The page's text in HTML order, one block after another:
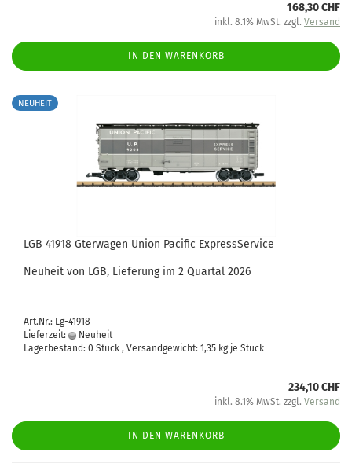
168,30 CHF
inkl. 8.1% MwSt. zzgl. Versand
IN DEN WARENKORB
NEUHEIT
LGB 41918 Gterwagen Union Pacific ExpressService
Neuheit von LGB, Lieferung im 2 Quartal 2026
Art.Nr.: Lg-41918
Lieferzeit:
Neuheit
Lagerbestand: 0 Stück , Versandgewicht: 1,35 kg je Stück
234,10 CHF
inkl. 8.1% MwSt. zzgl. Versand
IN DEN WARENKORB